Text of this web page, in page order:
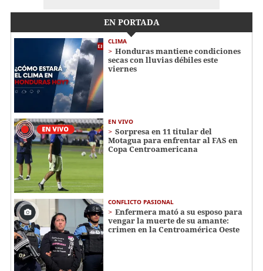
EN PORTADA
CLIMA
Honduras mantiene condiciones
secas con lluvias débiles este
viernes
EN VIVO
Sorpresa en 11 titular del
Motagua para enfrentar al FAS en
Copa Centroamericana
CONFLICTO PASIONAL
Enfermera mató a su esposo para
vengar la muerte de su amante:
crimen en la Centroamérica Oeste